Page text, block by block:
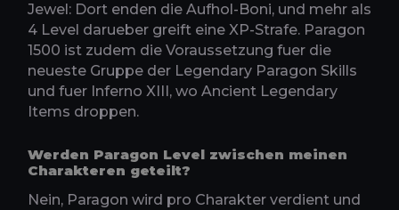
Jewel: Dort enden die Aufhol-Boni, und mehr als
4 Level darueber greift eine XP-Strafe. Paragon
1500 ist zudem die Voraussetzung fuer die
neueste Gruppe der Legendary Paragon Skills
und fuer Inferno XIII, wo Ancient Legendary
Items droppen.
Werden Paragon Level zwischen meinen
Charakteren geteilt?
Nein, Paragon wird pro Charakter verdient und